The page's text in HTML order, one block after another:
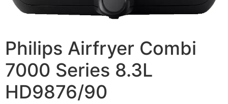
Philips Airfryer Combi
7000 Series 8.3L
HD9876/90